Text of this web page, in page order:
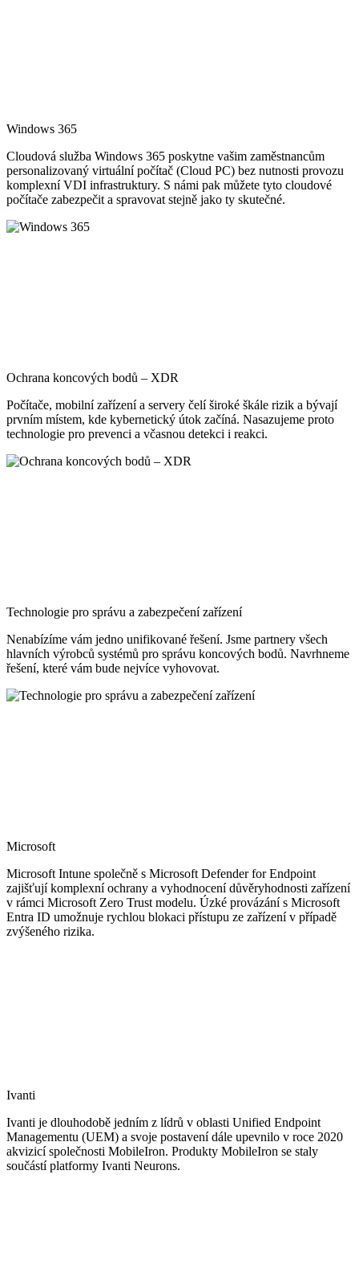
Windows 365
Cloudová služba Windows 365 poskytne vašim zaměstnancům
personalizovaný virtuální počítač (Cloud PC) bez nutnosti provozu
komplexní VDI infrastruktury. S námi pak můžete tyto cloudové
počítače zabezpečit a spravovat stejně jako ty skutečné.
Ochrana koncových bodů – XDR
Počítače, mobilní zařízení a servery čelí široké škále rizik a bývají
prvním místem, kde kybernetický útok začíná. Nasazujeme proto
technologie pro prevenci a včasnou detekci i reakci.
Technologie pro správu a zabezpečení zařízení
Nenabízíme vám jedno unifikované řešení. Jsme partnery všech
hlavních výrobců systémů pro správu koncových bodů. Navrhneme
řešení, které vám bude nejvíce vyhovovat.
Microsoft
Microsoft Intune společně s Microsoft Defender for Endpoint
zajišťují komplexní ochrany a vyhodnocení důvěryhodnosti zařízení
v rámci Microsoft Zero Trust modelu. Úzké provázání s Microsoft
Entra ID umožnuje rychlou blokaci přístupu ze zařízení v případě
zvýšeného rizika.
Ivanti
Ivanti je dlouhodobě jedním z lídrů v oblasti Unified Endpoint
Managementu (UEM) a svoje postavení dále upevnilo v roce 2020
akvizicí společnosti MobileIron. Produkty MobileIron se staly
součástí platformy Ivanti Neurons.